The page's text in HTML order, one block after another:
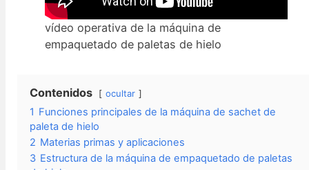
vídeo operativa de la máquina de
empaquetado de paletas de hielo
Contenidos ocultar
1 Funciones principales de la máquina de sachet de
paleta de hielo
2 Materias primas y aplicaciones
3 Estructura de la máquina de empaquetado de paletas